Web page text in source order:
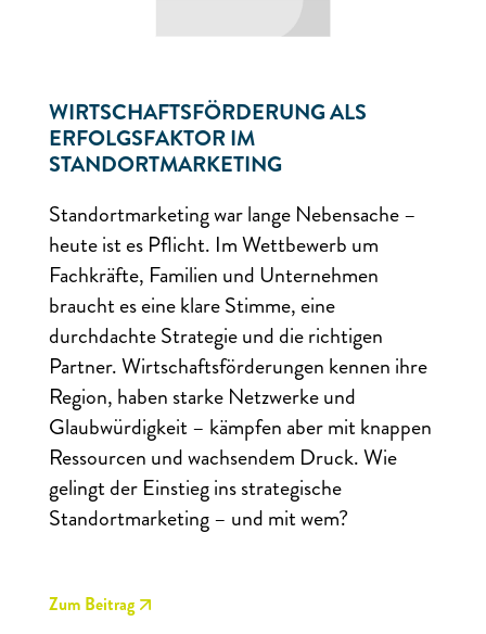
WIRTSCHAFTSFÖRDERUNG ALS
ERFOLGSFAKTOR IM
STANDORTMARKETING
Standortmarketing war lange Nebensache –
heute ist es Pflicht. Im Wettbewerb um
Fachkräfte, Familien und Unternehmen
braucht es eine klare Stimme, eine
durchdachte Strategie und die richtigen
Partner. Wirtschaftsförderungen kennen ihre
Region, haben starke Netzwerke und
Glaubwürdigkeit – kämpfen aber mit knappen
Ressourcen und wachsendem Druck. Wie
gelingt der Einstieg ins strategische
Standortmarketing – und mit wem?
Zum Beitrag